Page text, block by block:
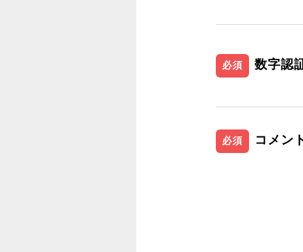
必須 数字認
必須 コメン